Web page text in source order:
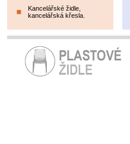
Kancelářské židle,
kancelářská křesla.